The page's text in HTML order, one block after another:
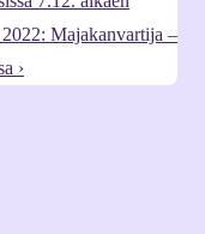
Majakanvartija –
›